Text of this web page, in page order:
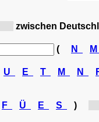
zwischen
( N M
U E T M N
F Ü E S )